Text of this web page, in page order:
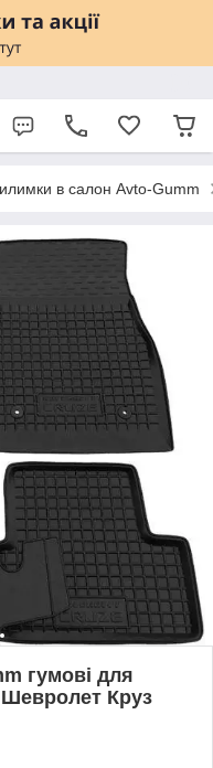
в салон Avto-Gumm
гумові для
Круз